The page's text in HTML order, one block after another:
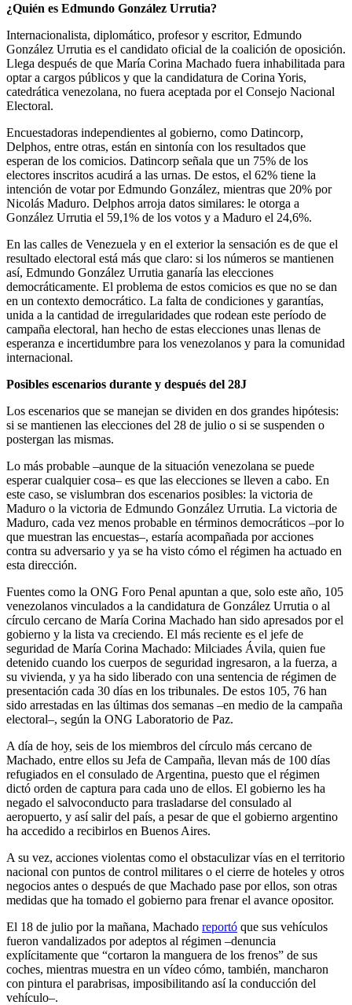
¿Quién es Edmundo González Urrutia?
Internacionalista, diplomático, profesor y escritor, Edmundo
González Urrutia es el candidato oficial de la coalición de oposición.
Llega después de que María Corina Machado fuera inhabilitada para
optar a cargos públicos y que la candidatura de Corina Yoris,
catedrática venezolana, no fuera aceptada por el Consejo Nacional
Electoral.
Encuestadoras independientes al gobierno, como Datincorp,
Delphos, entre otras, están en sintonía con los resultados que
esperan de los comicios. Datincorp señala que un 75% de los
electores inscritos acudirá a las urnas. De estos, el 62% tiene la
intención de votar por Edmundo González, mientras que 20% por
Nicolás Maduro. Delphos arroja datos similares: le otorga a
González Urrutia el 59,1% de los votos y a Maduro el 24,6%.
En las calles de Venezuela y en el exterior la sensación es de que el
resultado electoral está más que claro: si los números se mantienen
así, Edmundo González Urrutia ganaría las elecciones
democráticamente. El problema de estos comicios es que no se dan
en un contexto democrático. La falta de condiciones y garantías,
unida a la cantidad de irregularidades que rodean este período de
campaña electoral, han hecho de estas elecciones unas llenas de
esperanza e incertidumbre para los venezolanos y para la comunidad
internacional.
Posibles escenarios durante y después del 28J
Los escenarios que se manejan se dividen en dos grandes hipótesis:
si se mantienen las elecciones del 28 de julio o si se suspenden o
postergan las mismas.
Lo más probable –aunque de la situación venezolana se puede
esperar cualquier cosa– es que las elecciones se lleven a cabo. En
este caso, se vislumbran dos escenarios posibles: la victoria de
Maduro o la victoria de Edmundo González Urrutia. La victoria de
Maduro, cada vez menos probable en términos democráticos –por lo
que muestran las encuestas–, estaría acompañada por acciones
contra su adversario y ya se ha visto cómo el régimen ha actuado en
esta dirección.
Fuentes como la ONG Foro Penal apuntan a que, solo este año, 105
venezolanos vinculados a la candidatura de González Urrutia o al
círculo cercano de María Corina Machado han sido apresados por el
gobierno y la lista va creciendo. El más reciente es el jefe de
seguridad de María Corina Machado: Milciades Ávila, quien fue
detenido cuando los cuerpos de seguridad ingresaron, a la fuerza, a
su vivienda, y ya ha sido liberado con una sentencia de régimen de
presentación cada 30 días en los tribunales. De estos 105, 76 han
sido arrestadas en las últimas dos semanas –en medio de la campaña
electoral–, según la ONG Laboratorio de Paz.
A día de hoy, seis de los miembros del círculo más cercano de
Machado, entre ellos su Jefa de Campaña, llevan más de 100 días
refugiados en el consulado de Argentina, puesto que el régimen
dictó orden de captura para cada uno de ellos. El gobierno les ha
negado el salvoconducto para trasladarse del consulado al
aeropuerto, y así salir del país, a pesar de que el gobierno argentino
ha accedido a recibirlos en Buenos Aires.
A su vez, acciones violentas como el obstaculizar vías en el territorio
nacional con puntos de control militares o el cierre de hoteles y otros
negocios antes o después de que Machado pase por ellos, son otras
medidas que ha tomado el gobierno para frenar el avance opositor.
El 18 de julio por la mañana, Machado reportó que sus vehículos
fueron vandalizados por adeptos al régimen –denuncia
explícitamente que “cortaron la manguera de los frenos” de sus
coches, mientras muestra en un vídeo cómo, también, mancharon
con pintura el parabrisas, imposibilitando así la conducción del
vehículo–.